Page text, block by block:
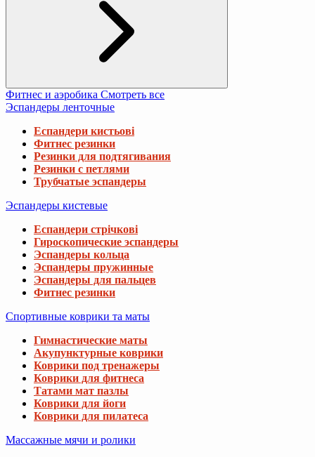
Фитнес и аэробика Смотреть все
Эспандеры ленточные
Еспандери кистьові
Фитнес резинки
Резинки для подтягивания
Резинки с петлями
Трубчатые эспандеры
Эспандеры кистевые
Еспандери стрічкові
Гироскопические эспандеры
Эспандеры кольца
Эспандеры пружинные
Эспандеры для пальцев
Фитнес резинки
Спортивные коврики та маты
Гимнастические маты
Акупунктурные коврики
Коврики под тренажеры
Коврики для фитнеса
Татами мат пазлы
Коврики для йоги
Коврики для пилатеса
Массажные мячи и ролики